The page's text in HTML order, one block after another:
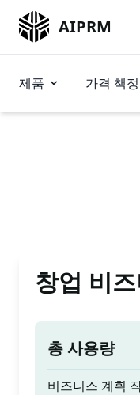
AIPRM
제품 가격 책정
창업 비
총 사용량
비즈니스 계획